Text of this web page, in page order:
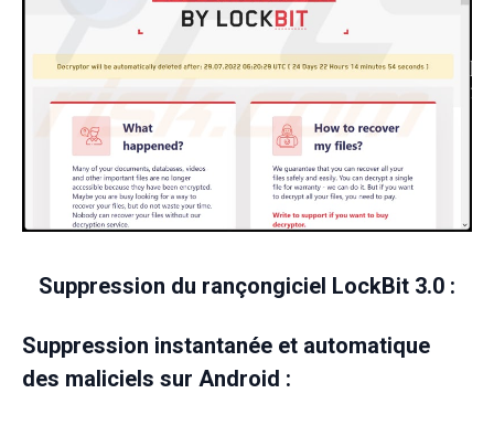
Suppression du rançongiciel LockBit 3.0 :
Suppression instantanée et automatique
des maliciels sur Android :